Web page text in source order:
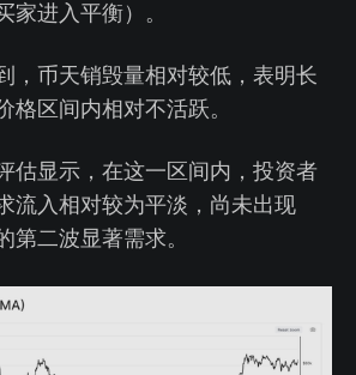
家进入平衡）。
，币天销毁量相对较低，表明长
格区间内相对不活跃。
估显示，在这一区间内，投资者
流入相对较为平淡，尚未出现
第二波显著需求。